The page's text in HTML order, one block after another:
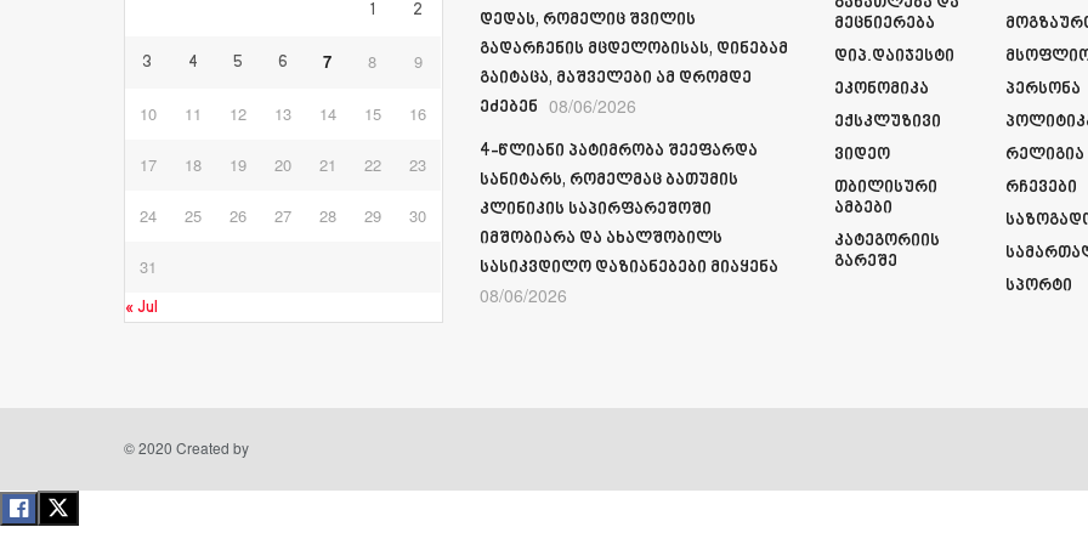
1 2
3 4 5 6 7 8 9
10 11 12 13 14 15 16
17 18 19 20 21 22 23
24 25 26 27 28 29 30
31
« Jul
დედას, რომელიც შვილის
გადარჩენის მცდელობისას, დინებამ
გაიტაცა, მაშველები ამ დრომდე
ეძებენ 08/06/2026
4-წლიანი პატიმრობა შეეფარდა
სანიტარს, რომელმაც ბათუმის
კლინიკის საპირფარეშოში
იმშობიარა და ახალშობილს
სასიკვდილო დაზიანებები მიაყენა
08/06/2026
Მეცნიერება
Დიპ.დაიჯესტი
Ეკონომიკა
Ექსკლუზივი
Ვიდეო
Თბილისური
Ამბები
Კატეგორიის
Გარეშე
Პერსონა
Რელიგია
Რჩევები
Სპორტი
© 2020 Created by